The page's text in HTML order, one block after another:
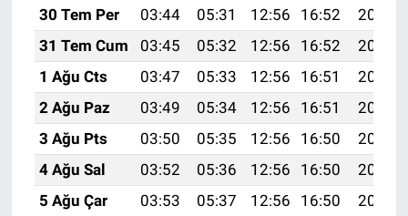
30 Tem Per
03:44 05:31 12:56 16:52
20:12
31 Tem Cum
03:45 05:32 12:56 16:52
20:11
1 Ağu Cts
03:47 05:33 12:56 16:51
20:10
2 Ağu Paz
03:49 05:34 12:56 16:51
20:09
3 Ağu Pts
03:50 05:35 12:56 16:50
20:08
4 Ağu Sal
03:52 05:36 12:56 16:50
20:07
5 Ağu Çar
03:53 05:37 12:56 16:50 20:05